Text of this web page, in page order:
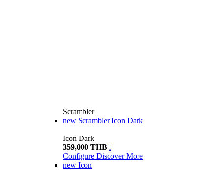
Scrambler
new Scrambler Icon Dark
Icon Dark
359,000 THB i
Configure Discover More
new Icon